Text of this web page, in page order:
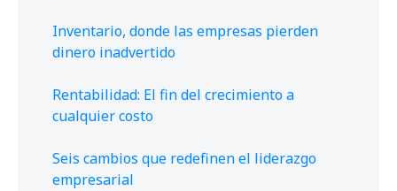
Inventario, donde las empresas pierden
dinero inadvertido
Rentabilidad: El fin del crecimiento a
cualquier costo
Seis cambios que redefinen el liderazgo
empresarial